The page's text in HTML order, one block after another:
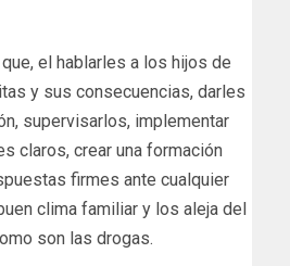
el hablarles a los hijos de
y sus consecuencias, darles
supervisarlos, implementar
claros, crear una formación
firmes ante cualquier
clima familiar y los aleja del
son las drogas.